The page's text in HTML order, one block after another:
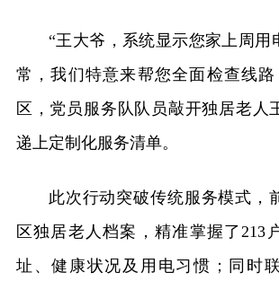
“王大爷，系统显示您家上周用
常，我们特意来帮您全面检查线
区，党员服务队队员敲开独居老人
递上定制化服务清单。
此次行动突破传统服务模式，
区独居老人档案，精准掌握了213
址、健康状况及用电习惯；同时